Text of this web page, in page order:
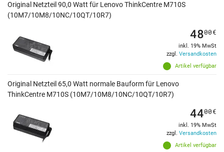
Original Netzteil 90,0 Watt für Lenovo ThinkCentre M710S
(10M7/10M8/10NC/10QT/10R7)
Artikel verfügbar
4800€
inkl. 19% MwSt
zzgl. Versandkosten
Original Netzteil 65,0 Watt normale Bauform für Lenovo
ThinkCentre M710S (10M7/10M8/10NC/10QT/10R7)
Artikel verfügbar
4400€
inkl. 19% MwSt
zzgl. Versandkosten